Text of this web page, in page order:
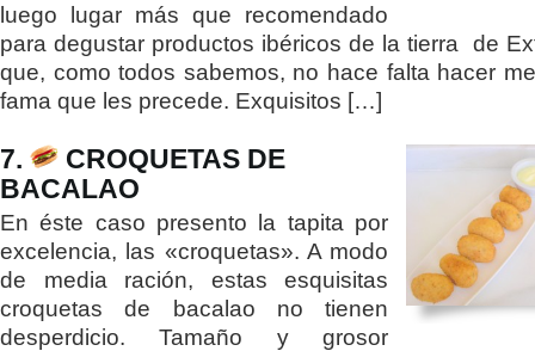
luego lugar más que recomendado
para degustar productos ibéricos de la tierra de
que, como todos sabemos, no hace falta hacer
fama que les precede. Exquisitos […]
7.
CROQUETAS DE
BACALAO
En éste caso presento la tapita por
excelencia, las «croquetas». A modo
de media ración, estas esquisitas
croquetas de bacalao no tienen
desperdicio. Tamaño y grosor